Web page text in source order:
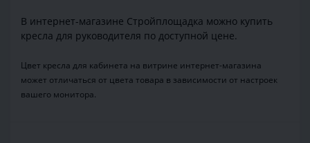
В интернет-магазине Стройплощадка можно купить
кресла для руководителя по доступной цене.
Цвет кресла для кабинета на витрине интернет-магазина
может отличаться от цвета товара в зависимости от настроек
вашего монитора.